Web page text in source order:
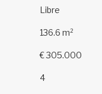
Libre
136.6 m²
€ 305.000
4